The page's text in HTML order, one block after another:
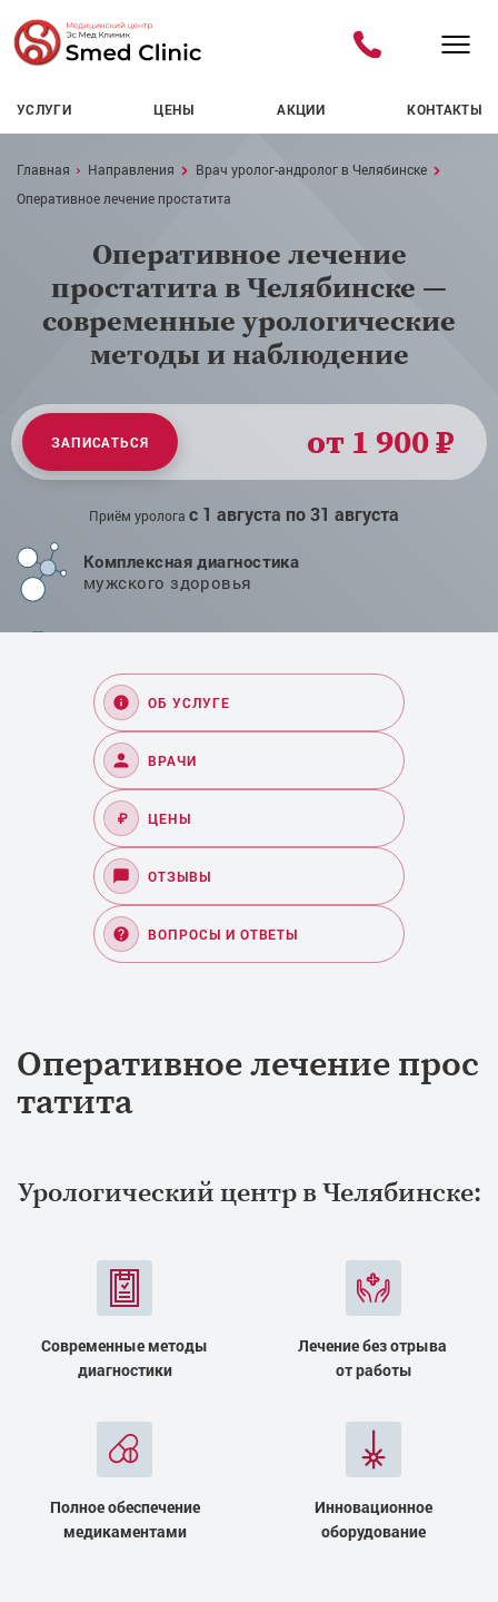
УСЛУГИ ЦЕНЫ АКЦИИ КОНТАКТЫ
Навигационная цепочка
Главная Направления
Врач уролог-андролог в Челябинске
Оперативное лечение простатита
Оперативное лечение
простатита в Челябинске —
современные урологические
методы и наблюдение
ЗАПИСАТЬСЯ от 1 900 ₽
Приём уролога с 1 августа по 31 августа
Комплексная диагностика
мужского здоровья
лечения в Челябинске
ОБ УСЛУГЕ
ВРАЧИ
₽ ЦЕНЫ
ОТЗЫВЫ
ВОПРОСЫ И ОТВЕТЫ
Оперативное лечение прос
татита
Урологический центр в Челябинске:
Современные методы
диагностики
Лечение без отрыва
от работы
Полное обеспечение
медикаментами
Инновационное
оборудование